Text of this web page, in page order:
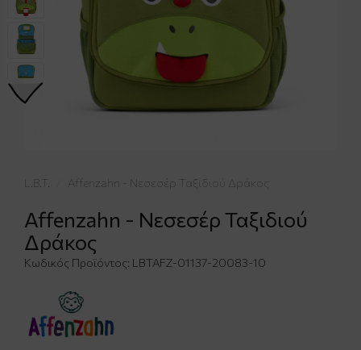
L.B.T. Affenzahn - Νεσεσέρ Ταξιδιού Δράκος
Affenzahn - Νεσεσέρ Ταξιδιού
Δράκος
Κωδικός Προϊόντος: LBTAFZ-01137-20083-10